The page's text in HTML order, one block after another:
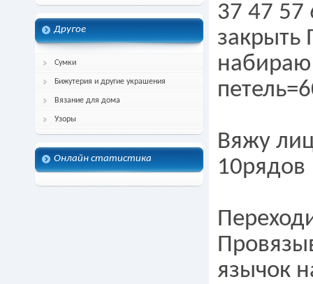
Другое
Сумки
Бижутерия и другие украшения
Вязание для дома
Узоры
Онлайн статистика
37 47 57
закрыть
Вяжу
10рядов
язычок